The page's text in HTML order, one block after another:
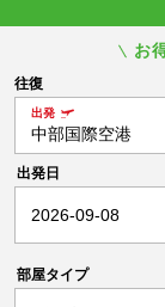
お
出発日
2026-09-08
部屋タイプ
往復
出発
中部国際空港